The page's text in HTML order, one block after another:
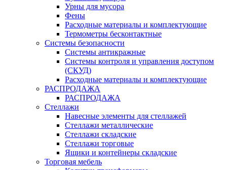
Урны для мусора
Фены
Расходные материалы и комплектующие
Термометры бесконтактные
Системы безопасности
Системы антикражные
Системы контроля и управления доступом
(СКУД)
Расходные материалы и комплектующие
РАСПРОДАЖА
РАСПРОДАЖА
Стеллажи
Навесные элементы для стеллажей
Стеллажи металлические
Стеллажи складские
Стеллажи торговые
Ящики и контейнеры складские
Торговая мебель